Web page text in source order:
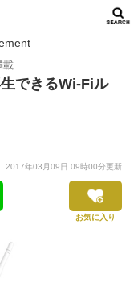
載
できるWi-Fiル
2017年03月09日 09時00分更新
お気に入り